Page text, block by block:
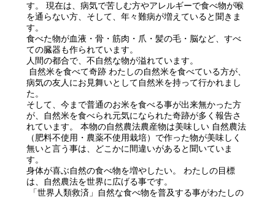
す。 現在は、病気で苦しむ方やアレルギーで食べ物が喉
を通らない方、そして、年々難病が増えていると聞きま
す。
食べた物が血液・骨・筋肉・爪・髪の毛・脳など、すべ
ての臓器も作られています。
人間の都合で、不自然な物が溢れています。
自然米を食べて奇跡 わたしの自然米を食べている方が、
病気の友人にお見舞いとして自然米を持って行かれまし
た。
そして、今まで普通のお米を食べる事が出来無かった方
が、自然米を食べられ元気になられた奇跡が多く報告さ
れています。 本物の自然農法農産物は美味しい 自然農法
（肥料不使用・農薬不使用栽培）で作った物が美味しく
無いと言う事は、どこかに間違いがあると聞いていま
す。
身体が喜ぶ自然の食べ物を増やしたい。 わたしの目標
は、自然農法を世界に広げる事です。
「世界人類救済」自然な食べ物を普及する事がわたしの